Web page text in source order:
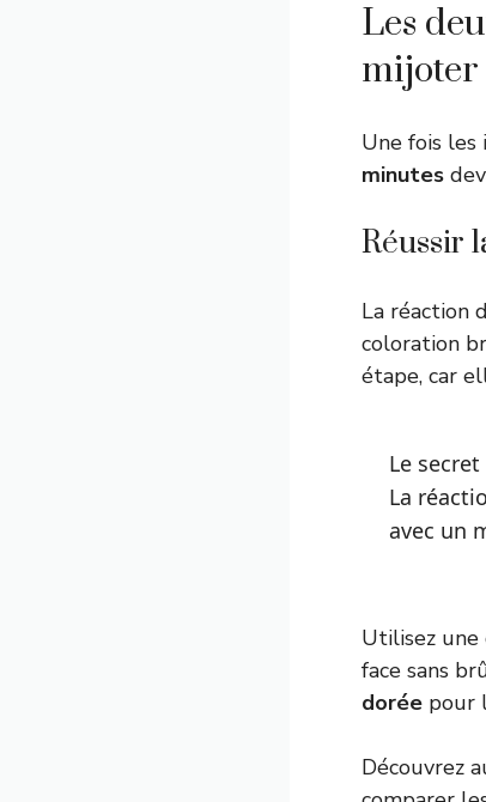
Les
mijoter
Une fois
minutes
Réussir
La réaction
coloration
étape, car
Le
La
avec un
Utilisez une
face sans
dorée pour
Découvrez